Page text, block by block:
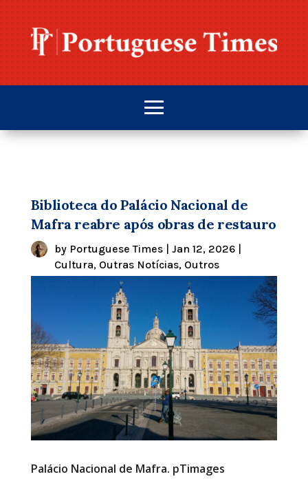
Biblioteca do Palácio Nacional de
Mafra reabre após obras de restauro
by Portuguese Times| Jan 12, 2026|
Cultura, Outras Notícias, Outros
Palácio Nacional de Mafra. pTimages